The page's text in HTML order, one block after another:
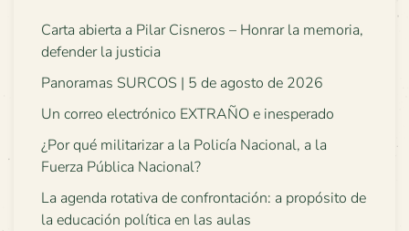
Carta abierta a Pilar Cisneros – Honrar la memoria,
defender la justicia
Panoramas SURCOS | 5 de agosto de 2026
Un correo electrónico EXTRAÑO e inesperado
¿Por qué militarizar a la Policía Nacional, a la
Fuerza Pública Nacional?
La agenda rotativa de confrontación: a propósito de
la educación política en las aulas